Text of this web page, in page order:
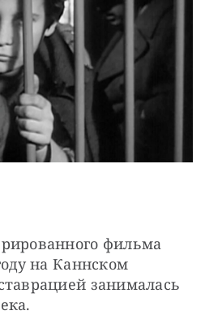
фильма
на Каннском
занималась